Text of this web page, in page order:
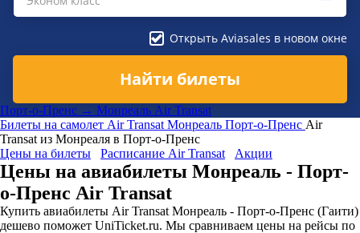
Открыть Aviasales в новом окне
Найти билеты
Порт-о-Пренс → Монреаль Air Transat
Билеты на самолет Air Transat Монреаль Порт-о-Пренс Air
Transat из Монреаля в Порт-о-Пренс
Цены на билеты
Расписание Air Transat Акции
Цены на авиабилеты Монреаль - Порт-
о-Пренс Air Transat
Купить авиабилеты Air Transat Монреаль - Порт-о-Пренс (Гаити)
дешево поможет UniTicket.ru. Мы сравниваем цены на рейсы по